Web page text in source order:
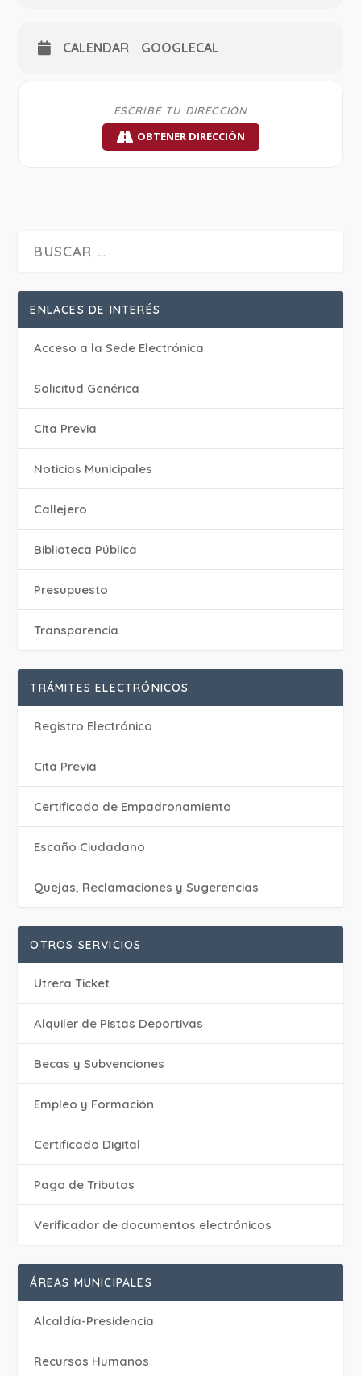
CALENDAR GOOGLECAL
OBTENER DIRECCIÓN
ENLACES DE INTERÉS
Acceso a la Sede Electrónica
Solicitud Genérica
Cita Previa
‎Noticias Municipales
Callejero
Biblioteca Pública
Presupuesto
Transparencia
TRÁMITES ELECTRÓNICOS
Registro Electrónico
Cita Previa
Certificado de Empadronamiento
Escaño Ciudadano
Quejas, Reclamaciones y Sugerencias
OTROS SERVICIOS
Utrera Ticket
Alquiler de Pistas Deportivas
Becas y Subvenciones
Empleo y Formación
Certificado Digital
Pago de Tributos
Verificador de documentos electrónicos
ÁREAS MUNICIPALES
Alcaldía-Presidencia
Recursos Humanos